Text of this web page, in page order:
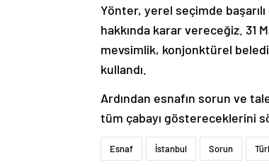
Yönter, yerel seçimde
hakkında karar vereceğiz. 31
mevsimlik, konjonktürel
kullandı.
Ardından esnafın sorun ve
tüm çabayı göstereceklerini
Esnaf İstanbul Sorun